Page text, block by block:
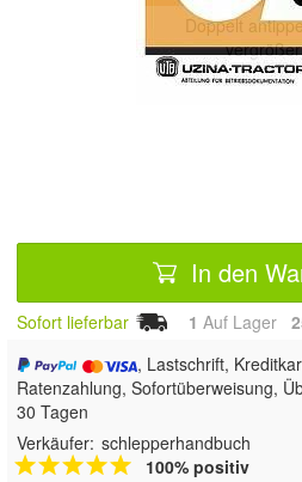
Doppelt
In den
Sofort lieferbar 1 Auf Lager
, Lastschrift,
Ratenzahlung, Sofortüberweisung,
30 Tagen
Verkäufer: schlepperhandbuch
100% positiv